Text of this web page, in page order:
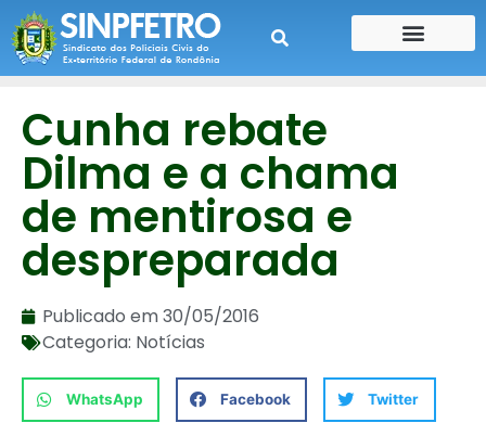
Cunha rebate
Dilma e a chama
de mentirosa e
despreparada
Publicado em30/05/2016
Categoria: Notícias
WhatsApp Facebook Twitter